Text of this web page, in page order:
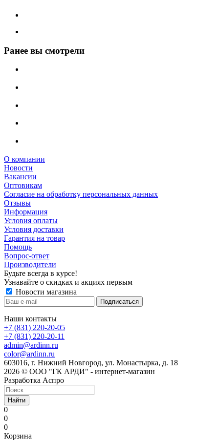
Ранее вы смотрели
О компании
Новости
Вакансии
Оптовикам
Cогласие на обработку персональных данных
Отзывы
Информация
Условия оплаты
Условия доставки
Гарантия на товар
Помощь
Вопрос-ответ
Производители
Будьте всегда в курсе!
Узнавайте о скидках и акциях первым
Новости магазина
Наши контакты
+7 (831) 220-20-05
+7 (831) 220-20-11
admin@ardinn.ru
color@ardinn.ru
603016, г. Нижний Новгород, ул. Монастырка, д. 18
2026 © ООО "ГК АРДИ" - интернет-магазин
Разработка Аспро
Найти
0
0
0
Корзина